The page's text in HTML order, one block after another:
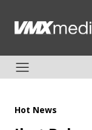
Hot News